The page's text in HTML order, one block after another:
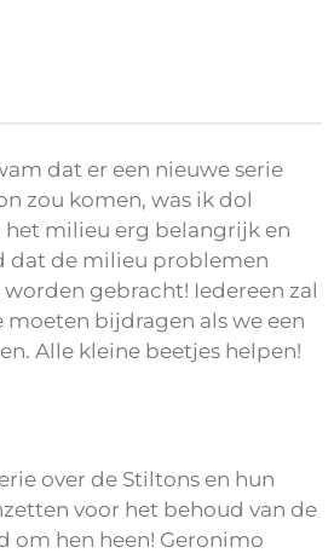
dat er een nieuwe serie
zou komen, was ik dol
het milieu erg belangrijk en
dat de milieu problemen
gebracht! Iedereen zal
moeten bijdragen als we een
Alle kleine beetjes helpen!
over de Stiltons en hun
voor het behoud van de
om hen heen! Geronimo